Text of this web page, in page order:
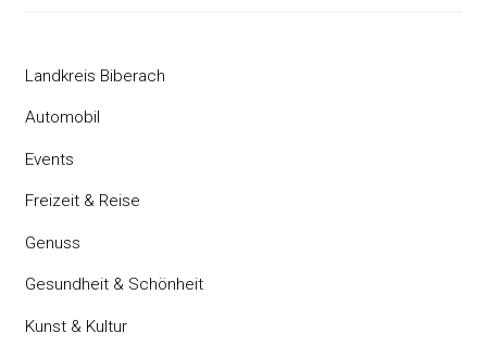
Landkreis Biberach
Automobil
Events
Freizeit & Reise
Genuss
Gesundheit & Schönheit
Kunst & Kultur